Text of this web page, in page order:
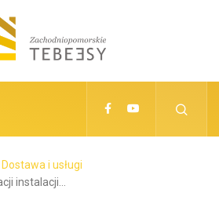
Dostawa i usługi
instalacji…